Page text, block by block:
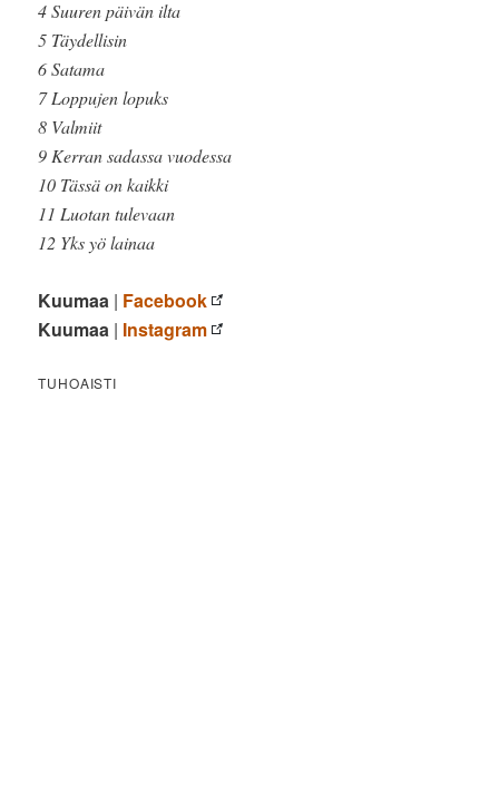
4 Suuren päivän ilta
5 Täydellisin
6 Satama
7 Loppujen lopuks
8 Valmiit
9 Kerran sadassa vuodessa
10 Tässä on kaikki
11 Luotan tulevaan
12 Yks yö lainaa
Kuumaa | Facebook
Kuumaa | Instagram
TUHOAISTI